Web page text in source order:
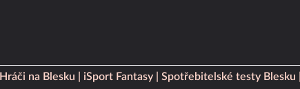
Hráči na Blesku iSport Fantasy Spotřebitelské testy Blesku